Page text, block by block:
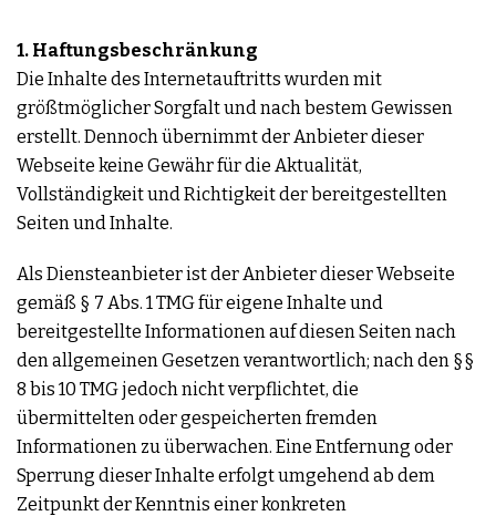
1. Haftungsbeschränkung
Die Inhalte des Internetauftritts wurden mit
größtmöglicher Sorgfalt und nach bestem Gewissen
erstellt. Dennoch übernimmt der Anbieter dieser
Webseite keine Gewähr für die Aktualität,
Vollständigkeit und Richtigkeit der bereitgestellten
Seiten und Inhalte.
Als Diensteanbieter ist der Anbieter dieser Webseite
gemäß § 7 Abs. 1 TMG für eigene Inhalte und
bereitgestellte Informationen auf diesen Seiten nach
den allgemeinen Gesetzen verantwortlich; nach den §§
8 bis 10 TMG jedoch nicht verpflichtet, die
übermittelten oder gespeicherten fremden
Informationen zu überwachen. Eine Entfernung oder
Sperrung dieser Inhalte erfolgt umgehend ab dem
Zeitpunkt der Kenntnis einer konkreten